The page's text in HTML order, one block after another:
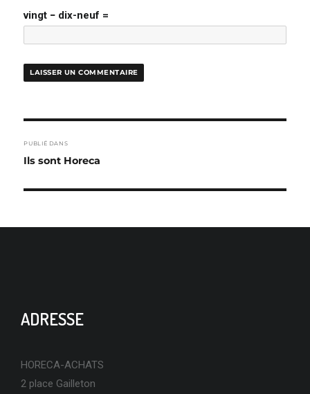
vingt − dix-neuf =
DE
PUBLIÉ DANS
Ils sont Horeca
ADRESSE
HORECA-ACHATS
2 place Gailleton